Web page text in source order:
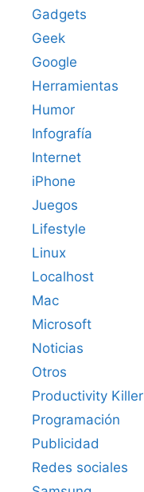
Gadgets
Geek
Google
Herramientas
Humor
Infografía
Internet
iPhone
Juegos
Lifestyle
Linux
Localhost
Mac
Microsoft
Noticias
Otros
Productivity Killer
Programación
Publicidad
Redes sociales